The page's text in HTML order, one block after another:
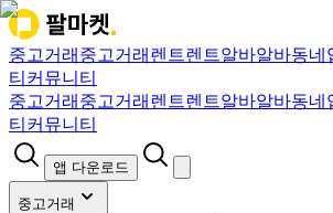
중고거래 중고거래 렌트렌트알바알바동네
티 커뮤니티
중고거래 중고거래 렌트렌트알바알바동네
티 커뮤니티
앱 다운로드
중고거래